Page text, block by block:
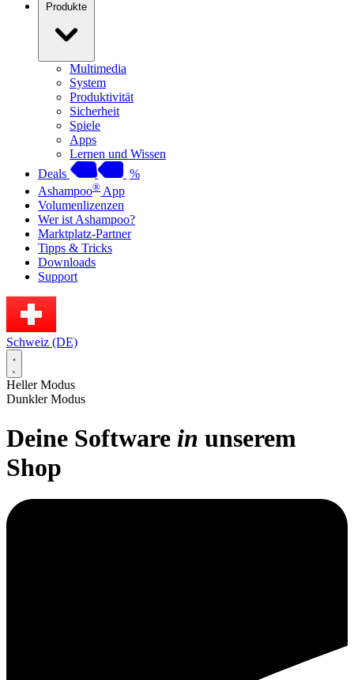
Produkte
Multimedia
System
Produktivität
Sicherheit
Spiele
Apps
Lernen und Wissen
Deals
%
Ashampoo® App
Volumenlizenzen
Wer ist Ashampoo?
Marktplatz-Partner
Tipps & Tricks
Downloads
Support
Schweiz (DE)
Heller Modus
Dunkler Modus
Deine Software in unserem
Shop